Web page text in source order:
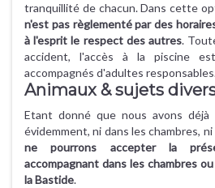
tranquillité de chacun. Dans cette
n'est pas règlementé par des
à l'esprit le respect des autres.
accident, l'accès à la piscine
accompagnés d'adultes
Animaux & sujets
Etant donné que nous avons
évidemment, ni dans les chambres,
ne pourrons accepter la
accompagnant dans les chambres
la Bastide.